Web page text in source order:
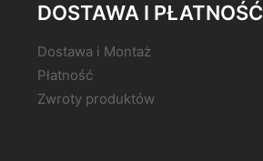
DOSTAWA I PŁATNOŚĆ
Dostawa i Montaż
Płatność
Zwroty produktów